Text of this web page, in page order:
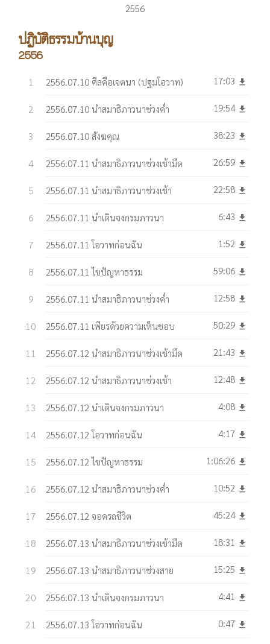
2556
ปฏิบัติธรรมบ้านบุญ
2556
2556.07.10 ศีลคือเจตนา (ปฐมโอวาท) 17:03 get_app
2556.07.10 นำสมาธิภาวนาช่วงค่ำ 19:54 get_app
2556.07.10 สังฆคุณ 38:23 get_app
2556.07.11 นำสมาธิภาวนาช่วงเช้ามืด 26:59 get_app
2556.07.11 นำสมาธิภาวนาช่วงเช้า 22:58 get_app
2556.07.11 นำเดินจงกรมภาวนา 6:43 get_app
2556.07.11 โอวาทก่อนฉัน 1:52 get_app
2556.07.11 ไขปัญหาธรรม 59:06 get_app
2556.07.11 นำสมาธิภาวนาช่วงค่ำ 12:58 get_app
2556.07.11 เพียรด้วยความเห็นชอบ 50:29 get_app
2556.07.12 นำสมาธิภาวนาช่วงเช้ามืด 21:43 get_app
2556.07.12 นำสมาธิภาวนาช่วงเช้า 12:48 get_app
2556.07.12 นำเดินจงกรมภาวนา 4:08 get_app
2556.07.12 โอวาทก่อนฉัน 4:17 get_app
2556.07.12 ไขปัญหาธรรม 1:06:26 get_app
2556.07.12 นำสมาธิภาวนาช่วงค่ำ 10:52 get_app
2556.07.12 จอดรถชีวิต 45:24 get_app
2556.07.13 นำสมาธิภาวนาช่วงเช้ามืด 18:31 get_app
2556.07.13 นำสมาธิภาวนาช่วงสาย 15:25 get_app
2556.07.13 นำเดินจงกรมภาวนา 4:41 get_app
2556.07.13 โอวาทก่อนฉัน 0:47 get_app